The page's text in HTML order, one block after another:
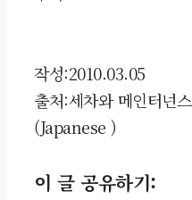
작성:2010.03.05
출처:세차와 메인터넌스
(Japanese )
이 글 공유하기: